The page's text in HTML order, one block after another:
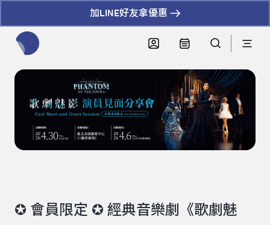
加LINE好友拿優惠
✪ 會員限定 ✪ 經典音樂劇《歌劇魅